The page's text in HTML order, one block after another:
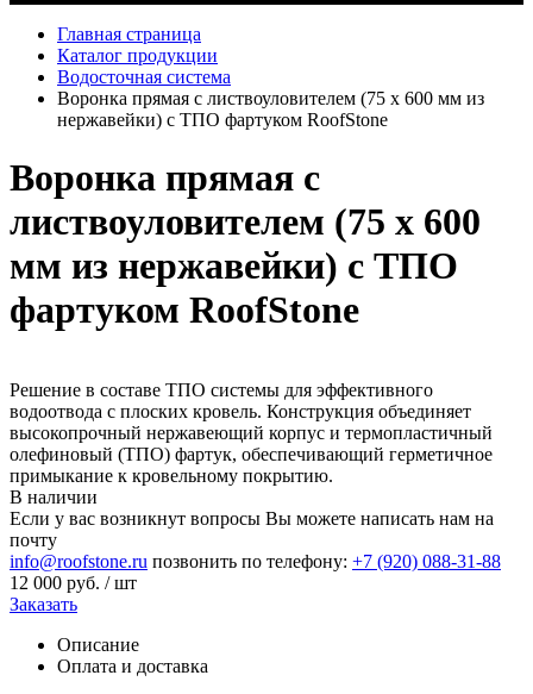
Главная страница
Каталог продукции
Водосточная система
Воронка прямая с листвоуловителем (75 х 600 мм из
нержавейки) с ТПО фартуком RoofStone
Воронка прямая с
листвоуловителем (75 х 600
мм из нержавейки) с ТПО
фартуком RoofStone
Решение в составе ТПО системы для эффективного
водоотвода с плоских кровель. Конструкция объединяет
высокопрочный нержавеющий корпус и термопластичный
олефиновый (ТПО) фартук, обеспечивающий герметичное
примыкание к кровельному покрытию.
В наличии
Если у вас возникнут вопросы Вы можете написать нам на
почту
info@roofstone.ru позвонить по телефону: +7 (920) 088-31-88
12 000 руб. / шт
Заказать
Описание
Оплата и доставка